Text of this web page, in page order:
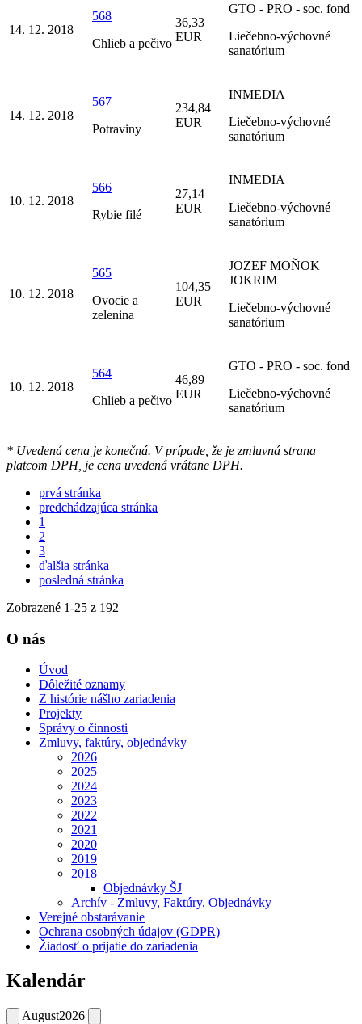
14. 12. 2018
568
Chlieb a pečivo
36,33
EUR
GTO - PRO - soc. fond
Liečebno-výchovné
sanatórium
14. 12. 2018
567
Potraviny
234,84
EUR
INMEDIA
Liečebno-výchovné
sanatórium
10. 12. 2018
566
Rybie filé
27,14
EUR
INMEDIA
Liečebno-výchovné
sanatórium
10. 12. 2018
565
Ovocie a
zelenina
104,35
EUR
JOZEF MOŇOK
JOKRIM
Liečebno-výchovné
sanatórium
10. 12. 2018
564
Chlieb a pečivo
46,89
EUR
GTO - PRO - soc. fond
Liečebno-výchovné
sanatórium
* Uvedená cena je konečná. V prípade, že je zmluvná strana
platcom DPH, je cena uvedená vrátane DPH.
prvá stránka
predchádzajúca stránka
1
2
3
ďalšia stránka
posledná stránka
Zobrazené 1-25 z 192
O nás
Úvod
Dôležité oznamy
Z histórie nášho zariadenia
Projekty
Správy o činnosti
Zmluvy, faktúry, objednávky
2026
2025
2024
2023
2022
2021
2020
2019
2018
Objednávky ŠJ
Archív - Zmluvy, Faktúry, Objednávky
Verejné obstarávanie
Ochrana osobných údajov (GDPR)
Žiadosť o prijatie do zariadenia
Kalendár
August2026